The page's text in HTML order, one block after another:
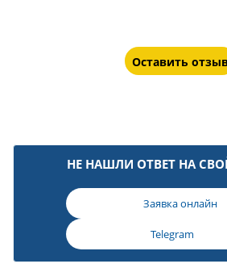
Оставить
НЕ НАШЛИ ОТВЕТ НА
Заявка онлайн
Telegram